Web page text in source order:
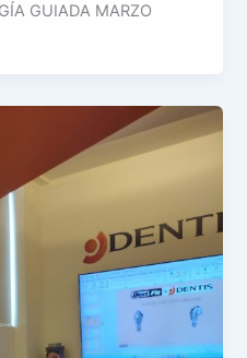
GUIADA MARZO